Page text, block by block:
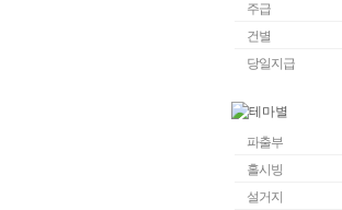
주급
건별
당일지급
파출부
홀시빙
설거지